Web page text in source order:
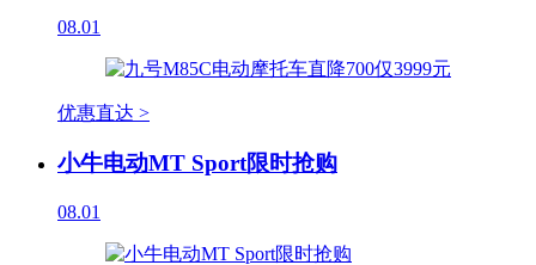
08.01
优惠直达 >
小牛电动MT Sport限时抢购
08.01